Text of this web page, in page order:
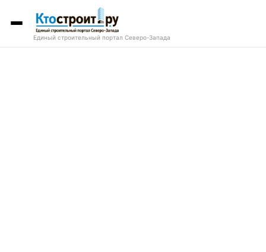
Единый строительный портал Северо-Запада